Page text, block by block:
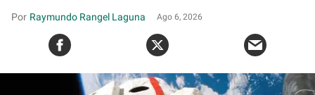
Raymundo Rangel Laguna Ago 6, 2026